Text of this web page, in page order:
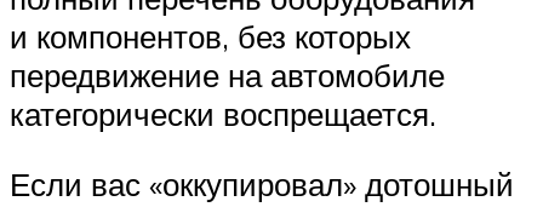
и компонентов, без которых
передвижение на автомобиле
категорически воспрещается.
Если вас «оккупировал» дотошный